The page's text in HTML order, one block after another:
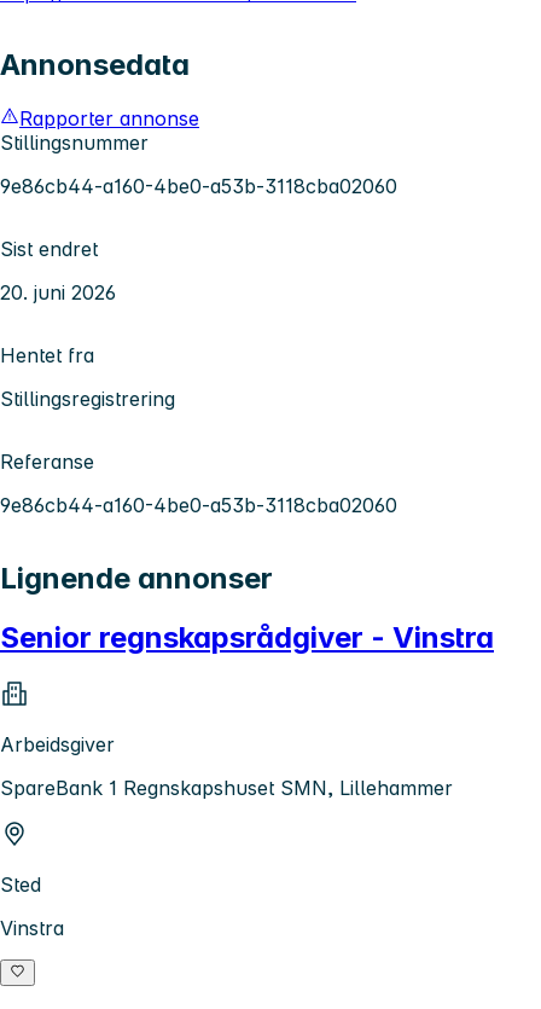
Annonsedata
Rapporter annonse
Stillingsnummer
9e86cb44-a160-4be0-a53b-3118cba02060
Sist endret
20. juni 2026
Hentet fra
Stillingsregistrering
Referanse
9e86cb44-a160-4be0-a53b-3118cba02060
Lignende annonser
Senior regnskapsrådgiver - Vinstra
Arbeidsgiver
SpareBank 1 Regnskapshuset SMN, Lillehammer
Sted
Vinstra